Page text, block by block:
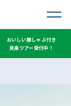
おいしい豚しゃぶ付き
見楽ツアー受付中！